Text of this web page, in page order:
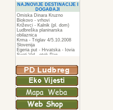
NAJNOVIJE DESTINACIJE I
DOGAĐAJI
Omiska Dinara Kruzno
Biokovo - vrhovi
Križevci - Kalnik (pl. dom)
Ludbreška planinarska
obilaznica
Krma - Triglav 4/5.10.2008
Slovenija
Egeria put - Hrvatska - Iovia
Sveti Vid - otok Pag
ZIR
Podkilavac-Mudna dol-Hahlići-
Kolac-Podki